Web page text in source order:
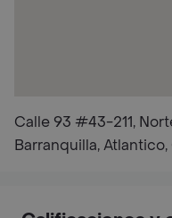
Calle 93 #43-211,
Barranquilla,